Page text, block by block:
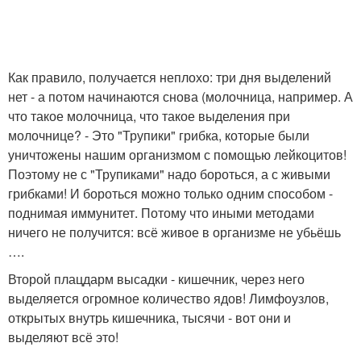
Как правило, получается неплохо: три дня выделений
нет - а потом начинаются снова (молочница, например. А
что такое молочница, что такое выделения при
молочнице? - Это "Трупики" грибка, которые были
уничтожены нашим организмом с помощью лейкоцитов!
Поэтому не с "Трупиками" надо бороться, а с живыми
грибками! И бороться можно только одним способом -
поднимая иммунитет. Потому что иными методами
ничего не получится: всё живое в организме не убьёшь
….
Второй плацдарм высадки - кишечник, через него
выделяется огромное количество ядов! Лимфоузлов,
открытых внутрь кишечника, тысячи - вот они и
выделяют всё это!